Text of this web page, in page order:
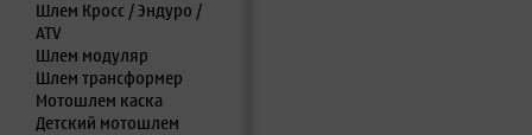
Шлем Кросс / Эндуро /
ATV
Шлем модуляр
Шлем трансформер
Мотошлем каска
Детский мотошлем